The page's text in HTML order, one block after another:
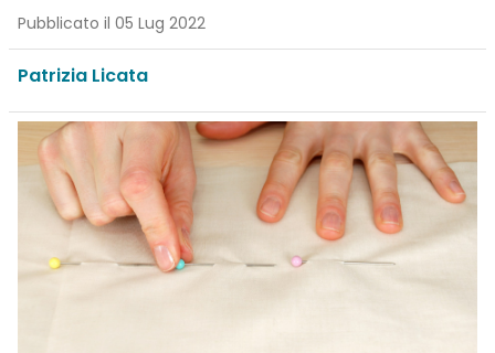
Pubblicato il 05 Lug 2022
Patrizia Licata